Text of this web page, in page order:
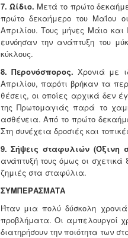
7. Ωίδιο. Μετά το πρώτο
πρώτο δεκαήμερο του Μαΐου
Απριλίου. Τους μήνες Μάιο και
ευνόησαν την ανάπτυξη του
κύκλους.
8. Περονόσπορος. Χρονιά με
Απριλίου, παρότι βρήκαν τα
θέσεις, οι οποίες αρχικά δεν
της Πρωτομαγιάς παρά το
ασθένεια. Από το πρώτο
Στη συνέχεια δροσιές και
9. Σήψεις σταφυλιών (Όξινη
ανάπτυξή τους όμως οι
ζημιές στα σταφύλια.
ΣΥΜΠΕΡΑΣΜΑΤΑ
Ήταν μια πολύ δύσκολη
προβλήματα. Οι αμπελουργοί
διατηρήσουν την ποιότητα των